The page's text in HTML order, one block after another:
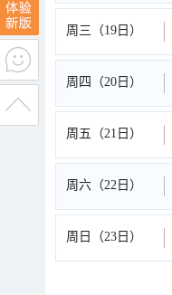
周三（19日）
周四（20日）
周五（21日）
周六（22日）
周日（23日）